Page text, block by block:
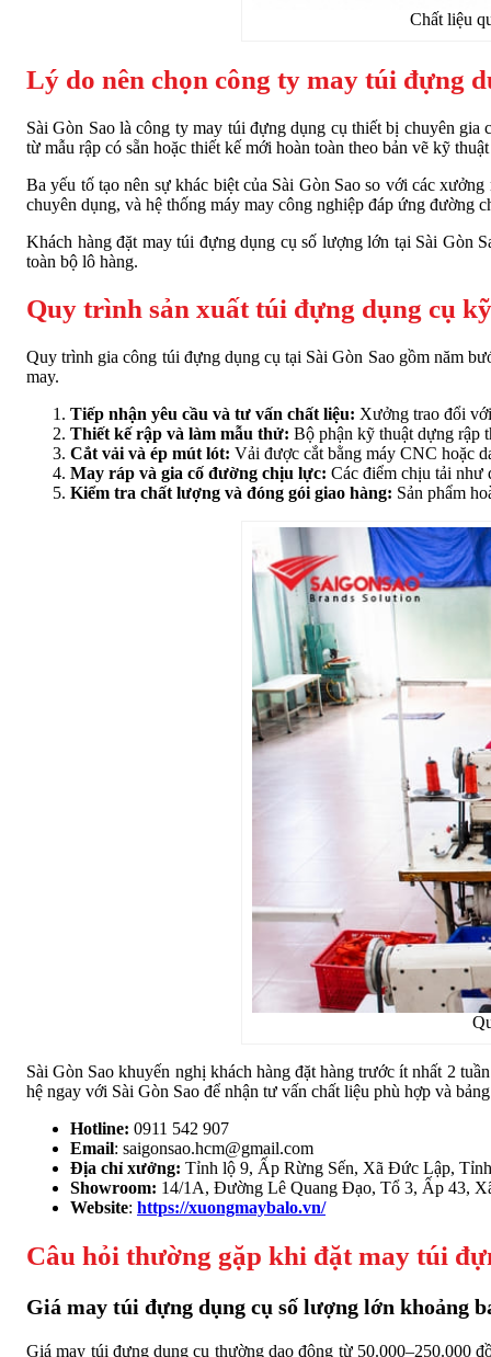
Chất liệu
Lý do nên chọn công ty may túi đựng
Sài Gòn Sao là công ty may túi đựng dụng cụ thiết bị chuyên
từ mẫu rập có sẵn hoặc thiết kế mới hoàn toàn theo bản vẽ kỹ
Ba yếu tố tạo nên sự khác biệt của Sài Gòn Sao so với các
chuyên dụng, và hệ thống máy may công nghiệp đáp ứng đường
Khách hàng đặt may túi đựng dụng cụ số lượng lớn tại Sài Gòn
toàn bộ lô hàng.
Quy trình sản xuất túi đựng dụng cụ
Quy trình gia công túi đựng dụng cụ tại Sài Gòn Sao gồm năm
may.
Tiếp nhận yêu cầu và tư vấn chất liệu: Xưởng trao đổi
Thiết kế rập và làm mẫu thử: Bộ phận kỹ thuật dựng rập
Cắt vải và ép mút lót: Vải được cắt bằng máy CNC hoặc
May ráp và gia cố đường chịu lực: Các điểm chịu tải như
Kiểm tra chất lượng và đóng gói giao hàng: Sản phẩm
Sài Gòn Sao khuyến nghị khách hàng đặt hàng trước ít nhất 2
hệ ngay với Sài Gòn Sao để nhận tư vấn chất liệu phù hợp và
Hotline: 0911 542 907
Email: saigonsao.hcm@gmail.com
Địa chỉ xưởng: Tỉnh lộ 9, Ấp Rừng Sến, Xã Đức Lập,
Showroom: 14/1A, Đường Lê Quang Đạo, Tổ 3, Ấp 43,
Website: https://xuongmaybalo.vn/
Câu hỏi thường gặp khi đặt may túi
Giá may túi đựng dụng cụ số lượng lớn khoảng
Giá may túi đựng dụng cụ thường dao động từ 50.000–250.000